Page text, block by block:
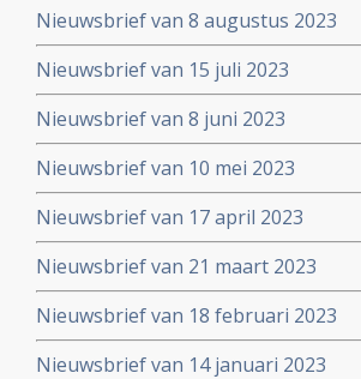
Nieuwsbrief van 8 augustus 2023
Nieuwsbrief van 15 juli 2023
Nieuwsbrief van 8 juni 2023
Nieuwsbrief van 10 mei 2023
Nieuwsbrief van 17 april 2023
Nieuwsbrief van 21 maart 2023
Nieuwsbrief van 18 februari 2023
Nieuwsbrief van 14 januari 2023